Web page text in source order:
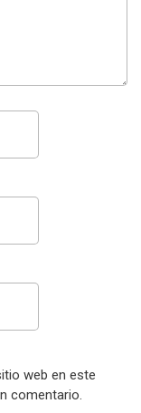
web en este
comentario.